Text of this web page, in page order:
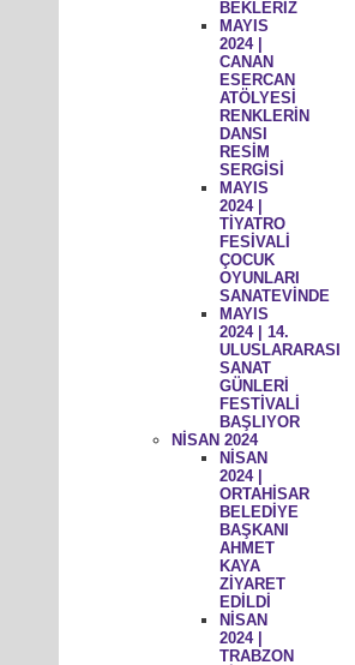
BEKLERİZ
MAYIS
2024 |
CANAN
ESERCAN
ATÖLYESİ
RENKLERİN
DANSI
RESİM
SERGİSİ
MAYIS
2024 |
TİYATRO
FESİVALİ
ÇOCUK
OYUNLARI
SANATEVİNDE
MAYIS
2024 | 14.
ULUSLARARASI
SANAT
GÜNLERİ
FESTİVALİ
BAŞLIYOR
NİSAN 2024
NİSAN
2024 |
ORTAHİSAR
BELEDİYE
BAŞKANI
AHMET
KAYA
ZİYARET
EDİLDİ
NİSAN
2024 |
TRABZON